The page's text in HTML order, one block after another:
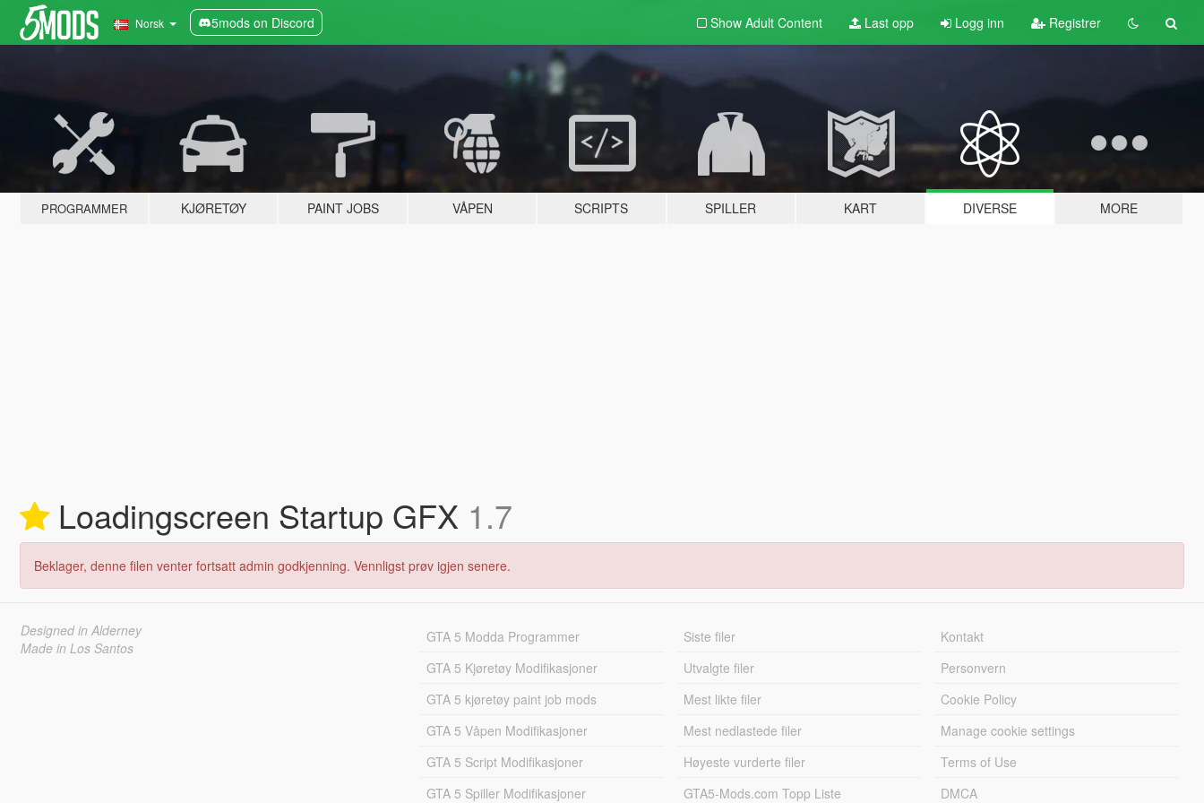
Norsk 5mods on Discord Show Adult Content Last opp Logg inn Registrer
PROGRAMMER KJØRETØY PAINT JOBS VÅPEN SCRIPTS SPILLER KART DIVERSE MORE
Loadingscreen Startup GFX 1.7
Beklager, denne filen venter fortsatt admin godkjenning. Vennligst prøv igjen senere.
Designed in Alderney
Made in Los Santos
GTA 5 Modda Programmer
GTA 5 Kjøretøy Modifikasjoner
GTA 5 kjøretøy paint job mods
GTA 5 Våpen Modifikasjoner
GTA 5 Script Modifikasjoner
GTA 5 Spiller Modifikasjoner
Siste filer
Utvalgte filer
Mest likte filer
Mest nedlastede filer
Høyeste vurderte filer
GTA5-Mods.com Topp Liste
Kontakt
Personvern
Cookie Policy
Manage cookie settings
Terms of Use
DMCA